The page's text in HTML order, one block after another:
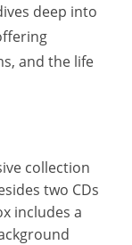
deep into
and the life
collection
two CDs
includes a